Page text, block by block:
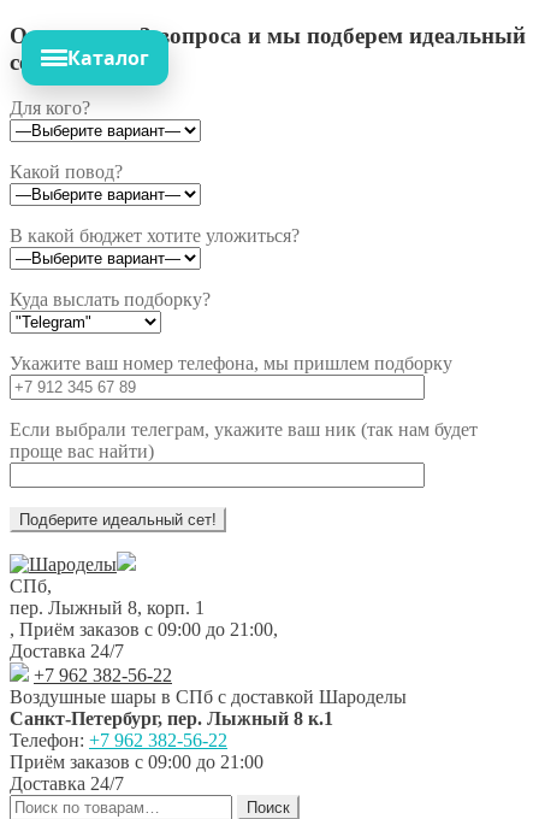
Ответьте на 3 вопроса и мы подберем идеальный
сет!
Для кого?
Какой повод?
В какой бюджет хотите уложиться?
Куда выслать подборку?
Укажите ваш номер телефона, мы пришлем подборку
Если выбрали телеграм, укажите ваш ник (так нам будет
проще вас найти)
Перейти
к
навигации
Перейти
к
содержимому
СПб,
пер. Лыжный 8, корп. 1
, Приём заказов с 09:00 до 21:00,
Доставка 24/7
+7 962 382-56-22
Воздушные шары в СПб с доставкой Шароделы
Санкт-Петербург, пер. Лыжный 8 к.1
Телефон: +7 962 382-56-22
Приём заказов с 09:00 до 21:00
Доставка 24/7
Искать:
Поиск
Каталог